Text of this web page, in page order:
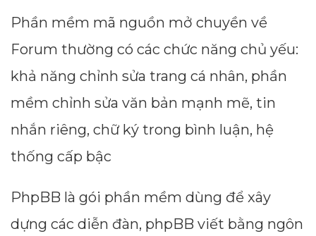
Phần mềm mã nguồn mở chuyền về
Forum thường có các chức năng chủ yếu:
khả năng chỉnh sửa trang cá nhân, phần
mềm chỉnh sửa văn bản mạnh mẽ, tin
nhắn riêng, chữ ký trong bình luận, hệ
thống cấp bậc
PhpBB là gói phần mềm dùng để xây
dựng các diễn đàn, phpBB viết bằng ngôn